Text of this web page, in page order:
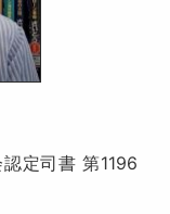
定司書 第1196